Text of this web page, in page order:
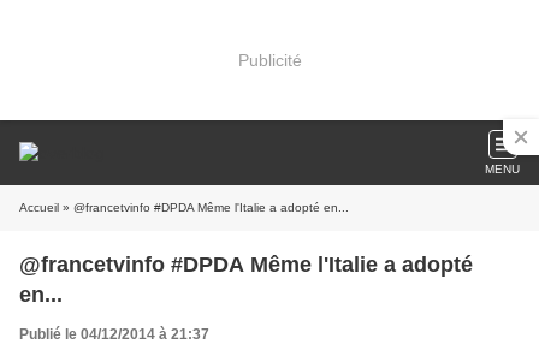
Publicité
MENU
Accueil » @francetvinfo #DPDA Même l'Italie a adopté en...
@francetvinfo #DPDA Même l'Italie a adopté
en...
Publié le 04/12/2014 à 21:37